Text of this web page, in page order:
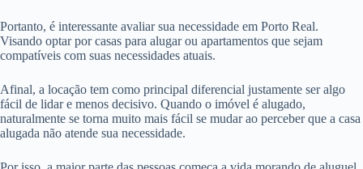
Portanto, é interessante avaliar sua necessidade em Porto Real.
Visando optar por casas para alugar ou apartamentos que sejam
compatíveis com suas necessidades atuais.
Afinal, a locação tem como principal diferencial justamente ser algo
fácil de lidar e menos decisivo. Quando o imóvel é alugado,
naturalmente se torna muito mais fácil se mudar ao perceber que a casa
alugada não atende sua necessidade.